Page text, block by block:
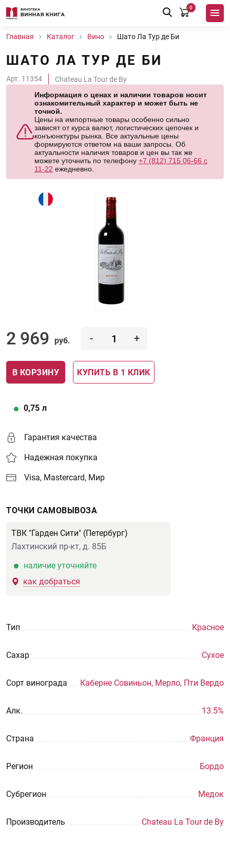
0
Главная Каталог Вино Шато Ла Тур де Би
ШАТО ЛА ТУР ДЕ БИ
Арт. 11354
Chateau La Tour de By
Информация о ценах и наличии товаров носит
ознакомительный характер и может быть не
точной.
Цены на импортные товары особенно сильно
зависят от курса валют, логистических цепочек и
конъюнктуры рынка. Все актуальные цены
формируются ответом на ваши запросы. Об
актуальности наличия товаров и цен вы так же
можете уточнить по телефону +7 (812) 715 06-66 с
11-22 ежедневно.
2 969 руб. - +
В КОРЗИНУ КУПИТЬ В 1 КЛИК
0,75 л
Гарантия качества
Надежная покупка
Visa, Mastercard, Мир
ТОЧКИ САМОВЫВОЗА
ТВК "Гарден Сити" (Петербург)
Лахтинский пр-кт, д. 85Б
наличие уточняйте
как добраться
Тип Красное
Сахар Сухое
Сорт винограда Каберне Совиньон, Мерло, Пти Вердо
Aлк. 13.5%
Страна Франция
Регион Бордо
Субрегион Медок
Производитель Chateau La Tour de By